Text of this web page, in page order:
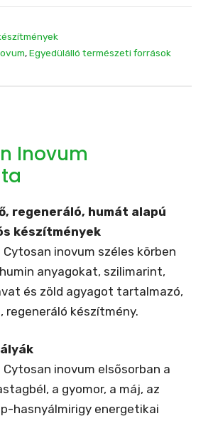
kapszula
mennyiség
,Egyedülálló természeti források
Inovum
regeneráló, humát alapú
készítmények
Cytosan inovum széles körben
anyagokat, szilimarint,
és zöld agyagot tartalmazó,
regeneráló készítmény.
Cytosan inovum elsősorban a
a gyomor, a máj, az
hasnyálmirigy energetikai